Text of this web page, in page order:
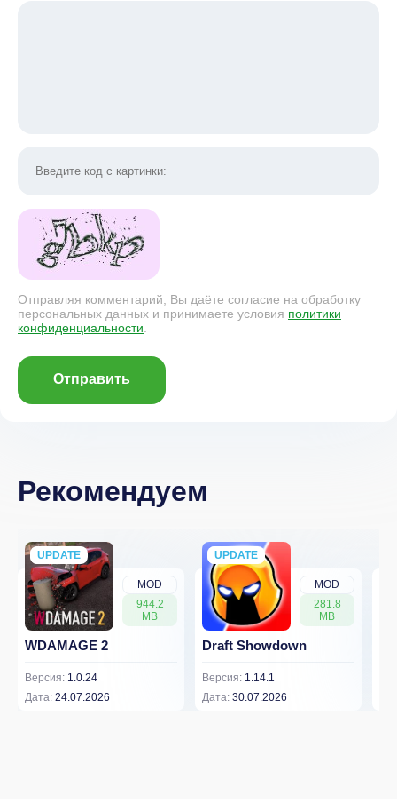
Отправляя комментарий, Вы даёте согласие на обработку
персональных данных и принимаете условия политики
конфиденциальности.
Отправить
Рекомендуем
MOD
944.2
MB
UPDATE
NEW
WDAMAGE 2
Версия: 1.0.24
Дата: 24.07.2026
MOD
281.8
MB
UPDATE
NEW
Draft Showdown
Версия: 1.14.1
Дата: 30.07.2026